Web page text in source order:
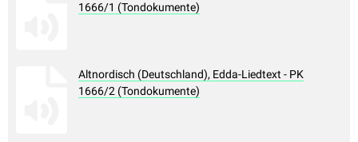
1666/1 (Tondokumente)
Altnordisch (Deutschland), Edda-Liedtext - PK
1666/2 (Tondokumente)